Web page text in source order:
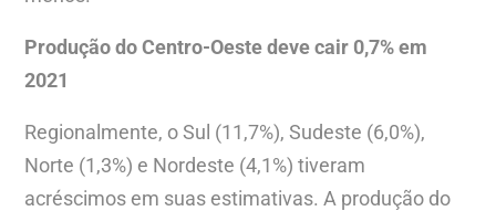
Produção do Centro-Oeste deve cair 0,7% em
2021
Regionalmente, o Sul (11,7%), Sudeste (6,0%),
Norte (1,3%) e Nordeste (4,1%) tiveram
acréscimos em suas estimativas. A produção do